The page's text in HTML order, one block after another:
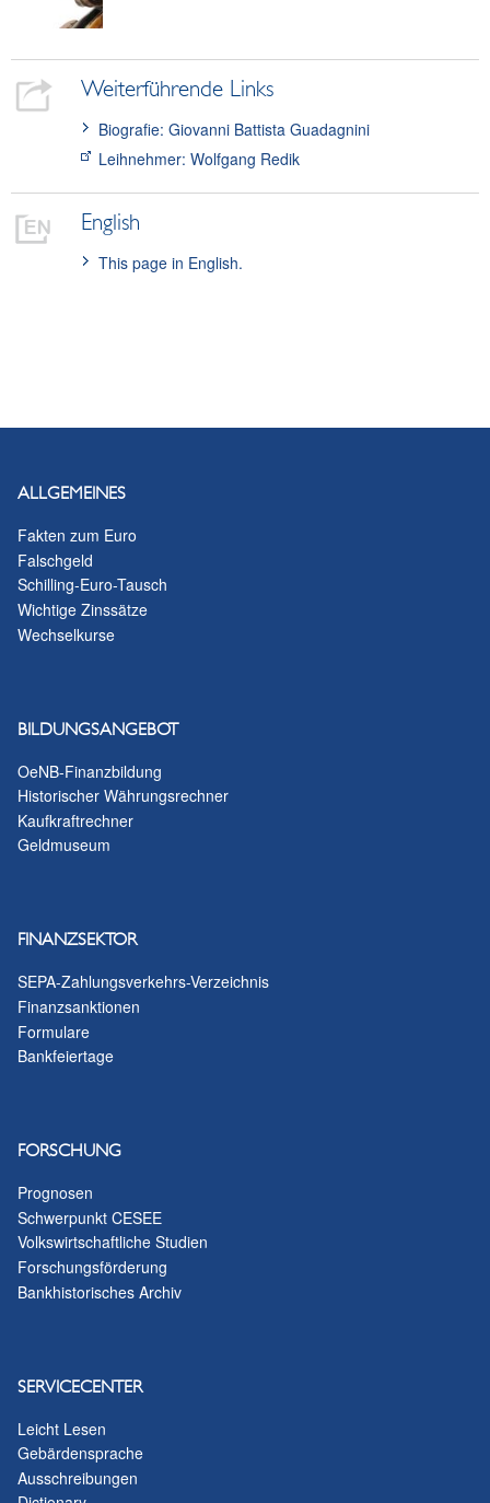
Weiterführende Links
Biografie: Giovanni Battista Guadagnini
Leihnehmer: Wolfgang Redik
English
This page in English.
ALLGEMEINES
Fakten zum Euro
Falschgeld
Schilling-Euro-Tausch
Wichtige Zinssätze
Wechselkurse
BILDUNGSANGEBOT
OeNB-Finanzbildung
Historischer Währungsrechner
Kaufkraftrechner
Geldmuseum
FINANZSEKTOR
SEPA-Zahlungsverkehrs-Verzeichnis
Finanzsanktionen
Formulare
Bankfeiertage
FORSCHUNG
Prognosen
Schwerpunkt CESEE
Volkswirtschaftliche Studien
Forschungsförderung
Bankhistorisches Archiv
SERVICECENTER
Leicht Lesen
Gebärdensprache
Ausschreibungen